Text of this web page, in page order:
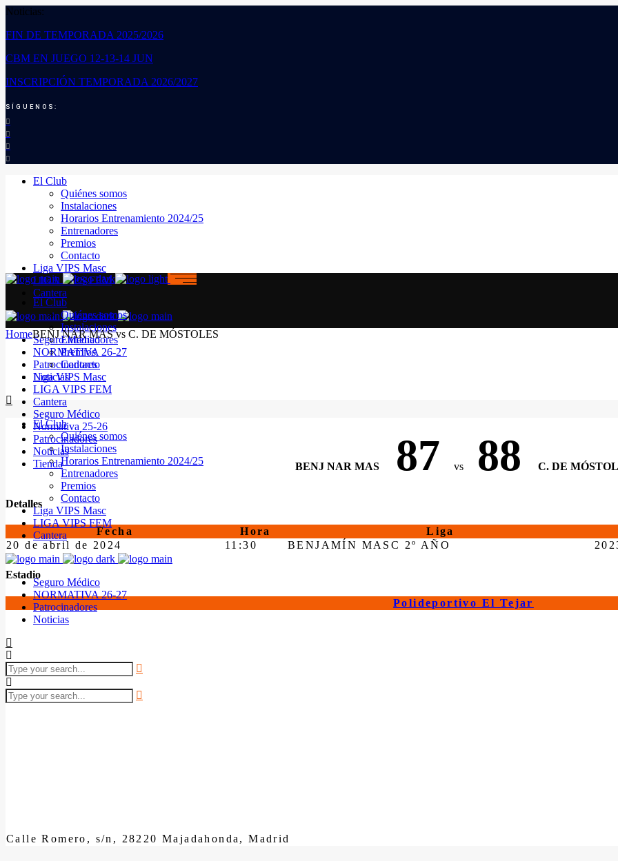
Noticias:
FIN DE TEMPORADA 2025/2026
CBM EN JUEGO 12-13-14 JUN
INSCRIPCIÓN TEMPORADA 2026/2027
SÍGUENOS:
El Club
Quiénes somos
Instalaciones
Horarios Entrenamiento 2024/25
Entrenadores
Premios
Contacto
Liga VIPS Masc
LIGA VIPS FEM
Cantera
Seguro Médico
NORMATIVA 26-27
Patrocinadores
Noticias
El Club
Quiénes somos
Instalaciones
Horarios Entrenamiento 2024/25
Entrenadores
Premios
Contacto
Liga VIPS Masc
LIGA VIPS FEM
Cantera
Seguro Médico
NORMATIVA 26-27
Patrocinadores
Noticias
El Club
Quiénes somos
Instalaciones
Entrenadores
Premios
Contacto
Liga VIPS Masc
LIGA VIPS FEM
Cantera
Seguro Médico
Normativa 25-26
Patrocinadores
Noticias
Tienda
HomeBENJ NAR MAS vs C. DE MÓSTOLES
BENJ NAR MAS 87 vs 88 C. DE
Detalles
Fecha Hora Liga
20 de abril de 2024
11:30 BENJAMÍN MASC 2º AÑO
Estadio
Polideportivo El Tejar
Calle Romero, s/n, 28220 Majadahonda, Madrid